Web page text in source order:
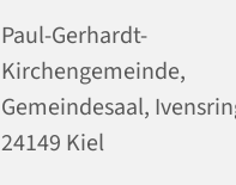
Paul-Gerhardt-
Kirchengemeinde,
Gemeindesaal,
24149 Kiel